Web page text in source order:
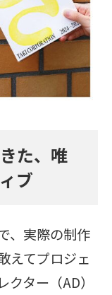
た、唯
ブ
、実際の制作
えてプロジェ
ター（AD）